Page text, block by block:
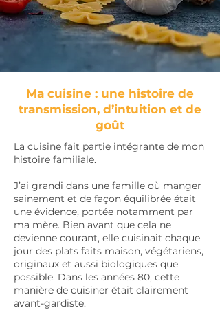
Ma cuisine : une histoire de
transmission, d’intuition et de
goût
La cuisine fait partie intégrante de mon
histoire familiale.
J’ai grandi dans une famille où manger
sainement et de façon équilibrée était
une évidence, portée notamment par
ma mère. Bien avant que cela ne
devienne courant, elle cuisinait chaque
jour des plats faits maison, végétariens,
originaux et aussi biologiques que
possible. Dans les années 80, cette
manière de cuisiner était clairement
avant-gardiste.